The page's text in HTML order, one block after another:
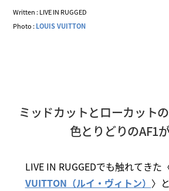
Written : LIVE IN RUGGED
Photo :LOUIS VUITTON
ミッドカットとローカット
色とりどりのAF1
LIVE IN RUGGEDでも触れてきた
VUITTON（ルイ・ヴィトン） 〉